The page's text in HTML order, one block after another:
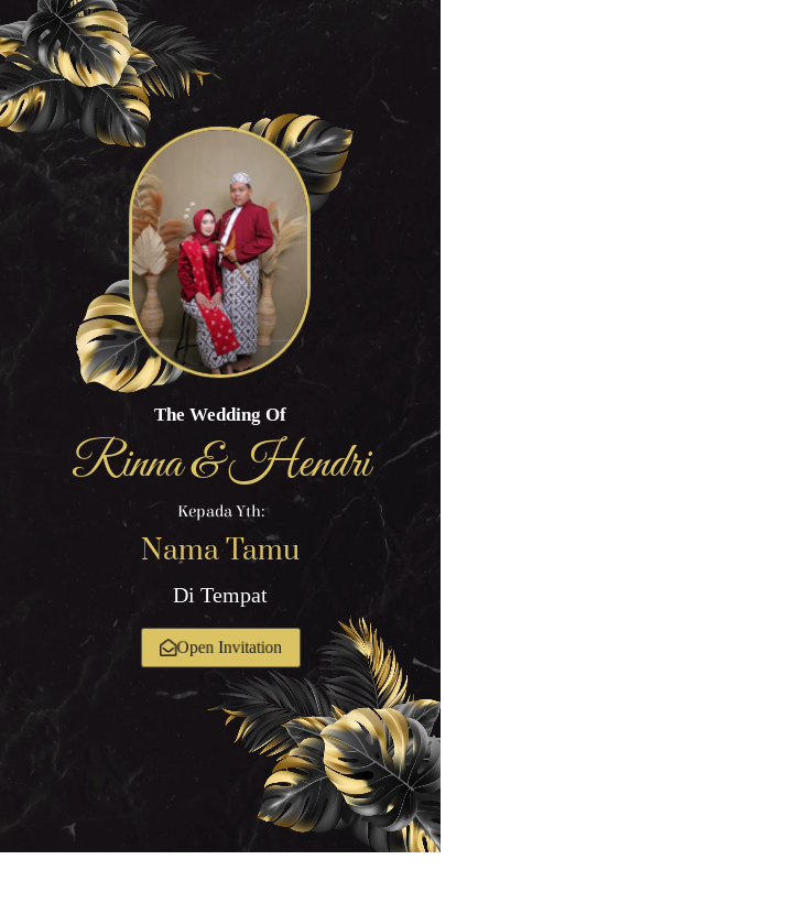
The Wedding Of
Rinna & Hendri
Kepada Yth:
Nama Tamu
Di Tempat
Open Invitation